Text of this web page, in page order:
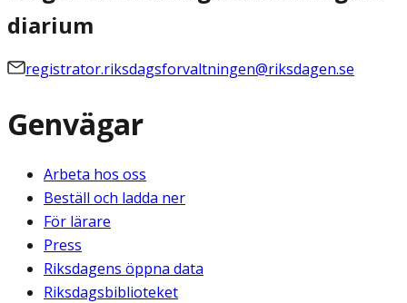
diarium
registrator.riksdagsforvaltningen@riksdagen.se
Genvägar
Arbeta hos oss
Beställ och ladda ner
För lärare
Press
Riksdagens öppna data
Riksdagsbiblioteket